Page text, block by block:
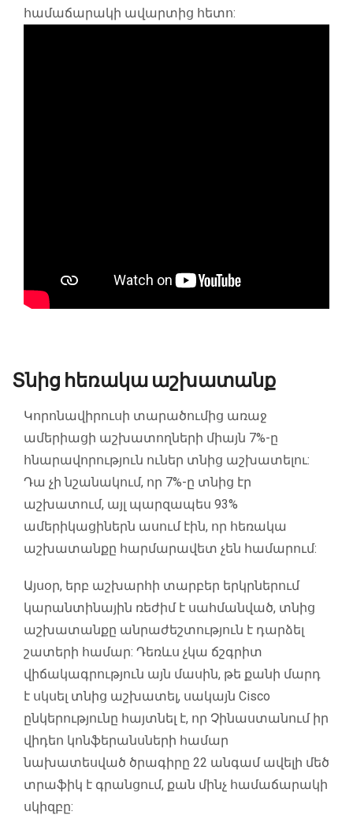
համաճարակի ավարտից հետո:
Տնից հեռակա աշխատանք
Կորոնավիրուսի տարածումից առաջ
ամերիացի աշխատողների միայն 7%-ը
հնարավորություն ուներ տնից աշխատելու:
Դա չի նշանակում, որ 7%-ը տնից էր
աշխատում, այլ պարզապես 93%
ամերիկացիներն ասում էին, որ հեռակա
աշխատանքը հարմարավետ չեն համարում:
Այսօր, երբ աշխարհի տարբեր երկրներում
կարանտինային ռեժիմ է սահմանված, տնից
աշխատանքը անրաժեշտություն է դարձել
շատերի համար: Դեռևս չկա ճշգրիտ
վիճակագրություն այն մասին, թե քանի մարդ
է սկսել տնից աշխատել, սակայն Cisco
ընկերությունը հայտնել է, որ Չինաստանում իր
վիդեո կոնֆերանսների համար
նախատեսված ծրագիրը 22 անգամ ավելի մեծ
տրաֆիկ է գրանցում, քան մինչ համաճարակի
սկիզբը: